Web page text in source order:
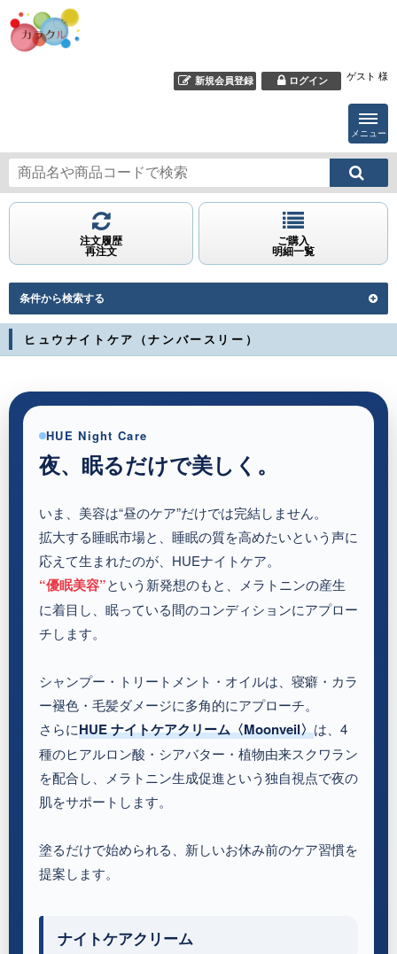
新規会員登録 ログイン ゲスト 様
メニュー
注文履歴
再注文
ご購入
明細一覧
条件から検索する
ヒュウナイトケア（ナンバースリー）
HUE Night Care
夜、眠るだけで美しく。
いま、美容は“昼のケア”だけでは完結しません。
拡大する睡眠市場と、睡眠の質を高めたいという声に
応えて生まれたのが、HUEナイトケア。
“優眠美容”という新発想のもと、メラトニンの産生
に着目し、眠っている間のコンディションにアプロー
チします。
シャンプー・トリートメント・オイルは、寝癖・カラ
ー褪色・毛髪ダメージに多角的にアプローチ。
さらにHUE ナイトケアクリーム〈Moonveil〉は、4
種のヒアルロン酸・シアバター・植物由来スクワラン
を配合し、メラトニン生成促進という独自視点で夜の
肌をサポートします。
塗るだけで始められる、新しいお休み前のケア習慣を
提案します。
ナイトケアクリーム